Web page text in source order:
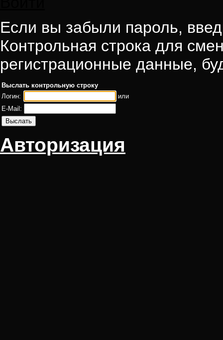
Если вы забыли пароль,
Контрольная строка для
регистрационные данные,
Выслать контрольную строку
Логин:
или
E-Mail:
Авторизация